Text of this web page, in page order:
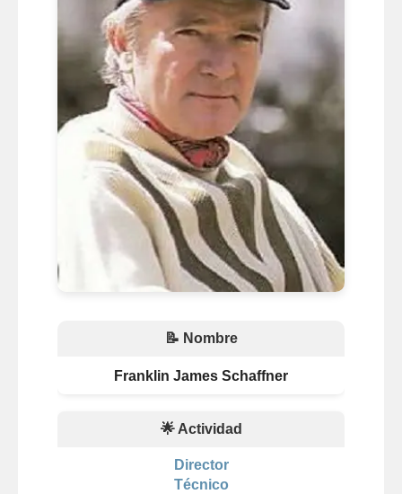
📝 Nombre
Franklin James Schaffner
🌟 Actividad
Director
Técnico